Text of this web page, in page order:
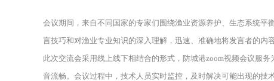
会议期间，来自不同国家的专家们围绕渔业资源养护、生态系统
言技巧和对渔业专业知识的深入理解，迅速、准确地将发言者的内
此次交流会采用线上线下相结合的形式，防城港zoom视频会议服
音流畅。会议过程中，技术人员实时监控，及时解决可能出现的技